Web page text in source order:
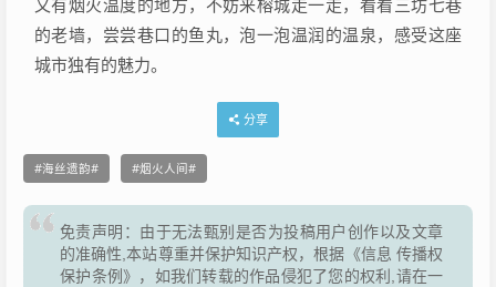
又有烟火温度的地方，不妨来榕城走一走，看看三坊七巷
的老墙，尝尝巷口的鱼丸，泡一泡温润的温泉，感受这座
城市独有的魅力。
分享
海丝遗韵 烟火人间
免责声明：由于无法甄别是否为投稿用户创作以及文章
的准确性,本站尊重并保护知识产权，根据《信息 传播权
保护条例》，如我们转载的作品侵犯了您的权利,请在一